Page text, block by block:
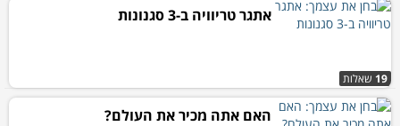
19 שאלות
אתגר טריוויה ב-3 סגנונות
האם אתה מכיר את העולם?